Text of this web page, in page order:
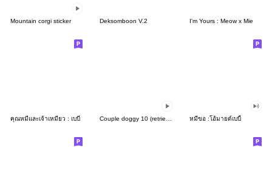
Mountain corgi sticker Deksomboon V.2 I'm Yours : Meow x Mie
คุณหมีและเจ้าเหมียว : เบบี๋ หมีขอ :โอ้มายด์เบบี้